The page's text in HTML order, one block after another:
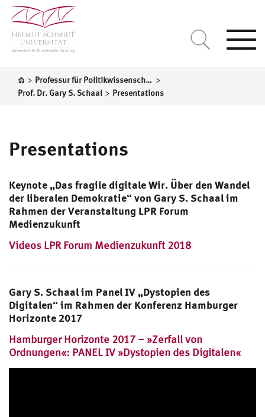
> Professur für Politikwissenschaft, insbesondere Politische Theorie/Schaal >
Prof. Dr. Gary S. Schaal > Presentations
Presentations
Keynote „Das fragile digitale Wir. Über den Wandel
der liberalen Demokratie“ von Gary S. Schaal im
Rahmen der Veranstaltung LPR Forum
Medienzukunft
Videos LPR Forum Medienzukunft 2018
Gary S. Schaal im Panel IV „Dystopien des
Digitalen“ im Rahmen der Konferenz Hamburger
Horizonte 2017
Hamburger Horizonte 2017 – »Zerfall von
Ordnungen«: PANEL IV »Dystopien des Digitalen«